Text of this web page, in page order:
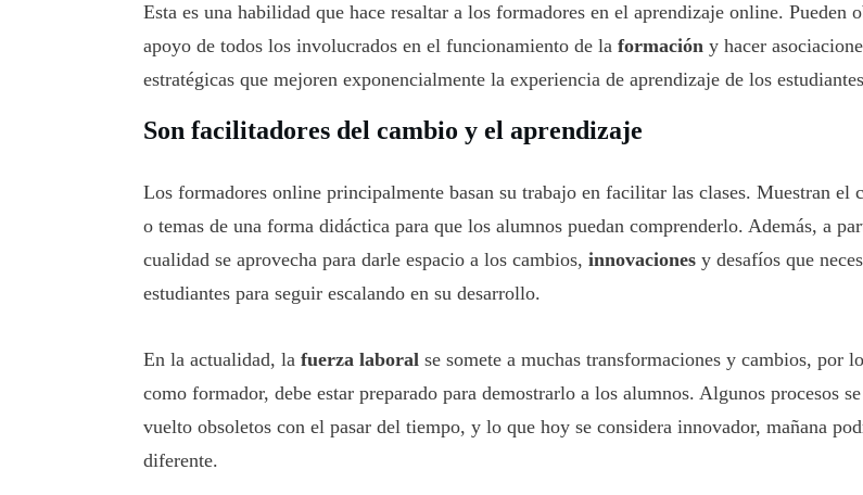
Esta es una habilidad que hace resaltar a los formadores en el aprendizaje online. Pueden
apoyo de todos los involucrados en el funcionamiento de la formación y hacer
estratégicas que mejoren exponencialmente la experiencia de aprendizaje de los
Son facilitadores del cambio y el aprendizaje
Los formadores online principalmente basan su trabajo en facilitar las clases. Muestran el
o temas de una forma didáctica para que los alumnos puedan comprenderlo. Además, a
cualidad se aprovecha para darle espacio a los cambios, innovaciones y desafíos que
estudiantes para seguir escalando en su desarrollo.
En la actualidad, la fuerza laboral se somete a muchas transformaciones y cambios, por
como formador, debe estar preparado para demostrarlo a los alumnos. Algunos procesos
vuelto obsoletos con el pasar del tiempo, y lo que hoy se considera innovador, mañana
diferente.